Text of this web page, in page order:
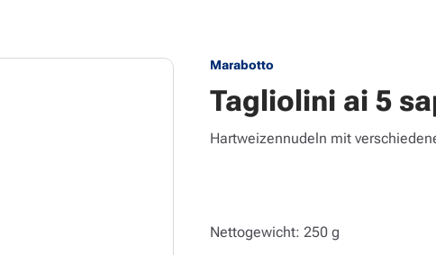
Marabotto
Tagliolini ai 5
Hartweizennudeln mit
Nettogewicht: 250 g